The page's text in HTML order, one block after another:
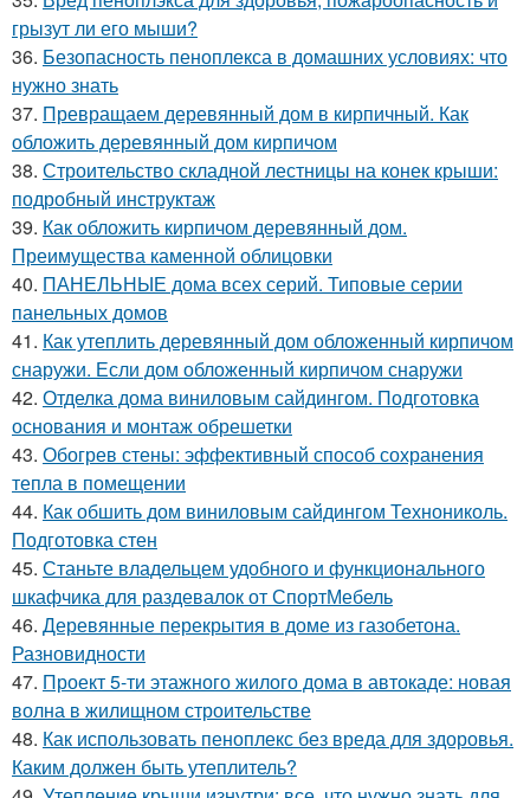
грызут ли его мыши?
36. Безопасность пеноплекса в домашних условиях: что
нужно знать
37. Превращаем деревянный дом в кирпичный. Как
обложить деревянный дом кирпичом
38. Строительство складной лестницы на конек крыши:
подробный инструктаж
39. Как обложить кирпичом деревянный дом.
Преимущества каменной облицовки
40. ПАНЕЛЬНЫЕ дома всех серий. Типовые серии
панельных домов
41. Как утеплить деревянный дом обложенный кирпичом
снаружи. Если дом обложенный кирпичом снаружи
42. Отделка дома виниловым сайдингом. Подготовка
основания и монтаж обрешетки
43. Обогрев стены: эффективный способ сохранения
тепла в помещении
44. Как обшить дом виниловым сайдингом Технониколь.
Подготовка стен
45. Станьте владельцем удобного и функционального
шкафчика для раздевалок от СпортМебель
46. Деревянные перекрытия в доме из газобетона.
Разновидности
47. Проект 5-ти этажного жилого дома в автокаде: новая
волна в жилищном строительстве
48. Как использовать пеноплекс без вреда для здоровья.
Каким должен быть утеплитель?